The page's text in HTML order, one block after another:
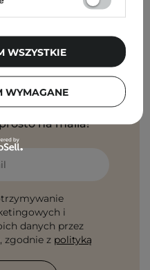
eksperckie porady,
na maila!
i
danych przez
zgodnie z polityką
WYMAGANE
WSZYSTKIE